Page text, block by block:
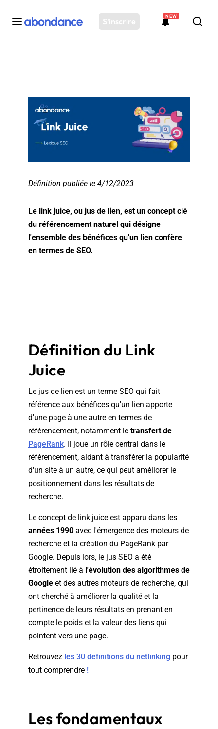
S'inscrire
NEW
Solutions
Définition publiée le 4/12/2023
Le link juice, ou jus de lien, est un concept clé
du référencement naturel qui désigne
l'ensemble des bénéfices qu'un lien confère
en termes de SEO.
Définition du Link
Juice
Le jus de lien est un terme SEO qui fait
référence aux bénéfices qu'un lien apporte
d'une page à une autre en termes de
référencement, notamment le transfert de
PageRank. Il joue un rôle central dans le
référencement, aidant à transférer la popularité
d'un site à un autre, ce qui peut améliorer le
positionnement dans les résultats de
recherche.
Le concept de link juice est apparu dans les
années 1990avec l'émergence des moteurs de
recherche et la création du PageRank par
Google. Depuis lors, le jus SEO a été
étroitement lié à l'évolution des algorithmes de
Googleet des autres moteurs de recherche, qui
ont cherché à améliorer la qualité et la
pertinence de leurs résultats en prenant en
compte le poids et la valeur des liens qui
pointent vers une page.
Retrouvez les 30 définitions du netlinking pour
tout comprendre !
Les fondamentaux